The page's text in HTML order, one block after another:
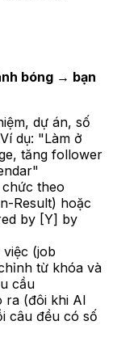
bóng → bạn
dự án, số
dụ: "Làm ở
tăng follower
theo
Result) hoặc
by [Y] by
việc (job
từ khóa và
cầu
ra (đôi khi AI
câu đều có số